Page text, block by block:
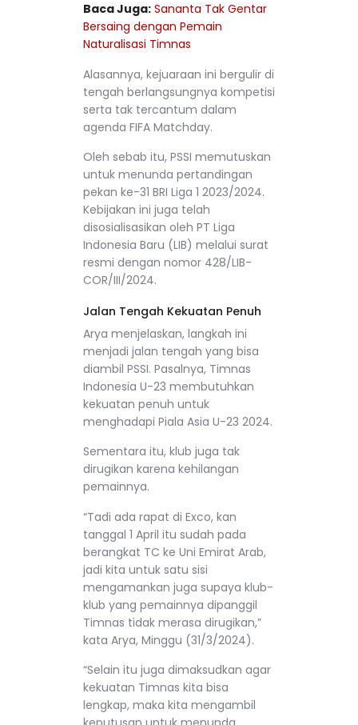
Baca Juga: Sananta Tak Gentar
Bersaing dengan Pemain
Naturalisasi Timnas
Alasannya, kejuaraan ini bergulir di
tengah berlangsungnya kompetisi
serta tak tercantum dalam
agenda FIFA Matchday.
Oleh sebab itu, PSSI memutuskan
untuk menunda pertandingan
pekan ke-31 BRI Liga 1 2023/2024.
Kebijakan ini juga telah
disosialisasikan oleh PT Liga
Indonesia Baru (LIB) melalui surat
resmi dengan nomor 428/LIB-
COR/III/2024.
Jalan Tengah Kekuatan Penuh
Arya menjelaskan, langkah ini
menjadi jalan tengah yang bisa
diambil PSSI. Pasalnya, Timnas
Indonesia U-23 membutuhkan
kekuatan penuh untuk
menghadapi Piala Asia U-23 2024.
Sementara itu, klub juga tak
dirugikan karena kehilangan
pemainnya.
“Tadi ada rapat di Exco, kan
tanggal 1 April itu sudah pada
berangkat TC ke Uni Emirat Arab,
jadi kita untuk satu sisi
mengamankan juga supaya klub-
klub yang pemainnya dipanggil
Timnas tidak merasa dirugikan,”
kata Arya, Minggu (31/3/2024).
“Selain itu juga dimaksudkan agar
kekuatan Timnas kita bisa
lengkap, maka kita mengambil